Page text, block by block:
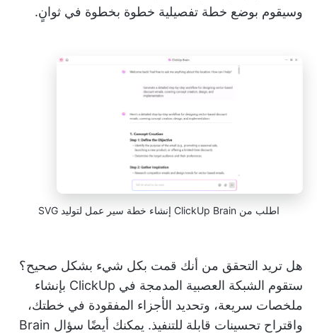
وسيقوم بوضع خطة تفصيلية خطوة بخطوة في ثوانٍ.
اطلب من ClickUp Brain إنشاء خطة سير عمل لتوليد SVG
هل تريد التحقق من أنك قمت بكل شيء بشكل صحيح؟
ستقوم الشبكة العصبية المدمجة في ClickUp بإنشاء
ملخصات سريعة، وتحديد الأجزاء المفقودة في خطتك،
واقتراح تحسينات قابلة للتنفيذ. يمكنك أيضًا سؤال Brain